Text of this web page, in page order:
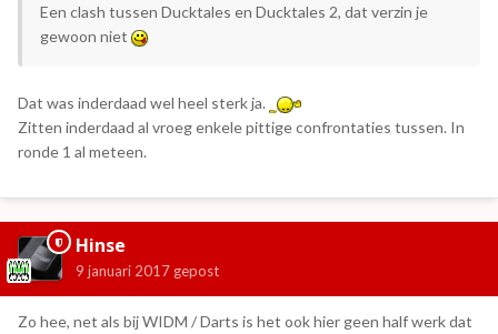
Een clash tussen Ducktales en Ducktales 2, dat verzin je
gewoon niet
Dat was inderdaad wel heel sterk ja.
Zitten inderdaad al vroeg enkele pittige confrontaties tussen. In
ronde 1 al meteen.
Hinse
9 januari 2017 gepost
Zo hee, net als bij WIDM / Darts is het ook hier geen half werk dat